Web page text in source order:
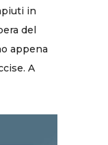
in
del
appena
A